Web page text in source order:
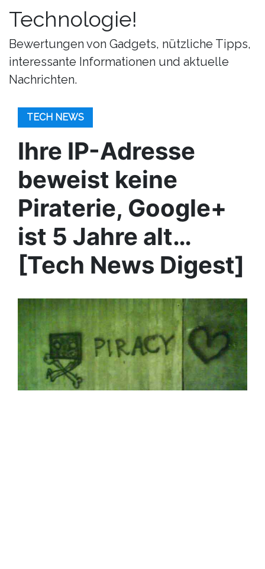
Technologie!
Bewertungen von Gadgets, nützliche Tipps,
interessante Informationen und aktuelle
Nachrichten.
TECH NEWS
Ihre IP-Adresse
beweist keine
Piraterie, Google+
ist 5 Jahre alt…
[Tech News Digest]